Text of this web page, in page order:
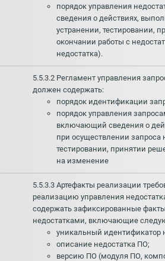
порядок управления
сведения о действиях,
устранении, тестировании,
окончании работы с
недостатка).
5.5.3.2 Регламент управления
должен содержать:
порядок идентификации
порядок управления
включающий сведения о
при осуществлении запроса
тестировании, принятии
на изменение
5.5.3.3 Артефакты реализации
реализацию управления
содержать зафиксированные
недостатками, включающие
уникальный идентификатор
описание недостатка ПО;
версию ПО (модуля ПО,